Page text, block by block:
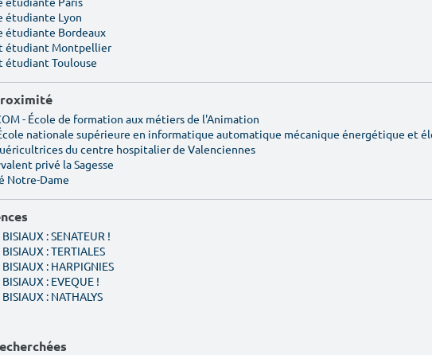
étudiante Lyon
étudiante Bordeaux
étudiant Montpellier
étudiant Toulouse
- École de formation aux métiers de l'Animation
nationale supérieure en informatique automatique mécanique énergétique et
du centre hospitalier de Valenciennes
privé la Sagesse
Notre-Dame
: SENATEUR !
: TERTIALES
: HARPIGNIES
: EVEQUE !
: NATHALYS